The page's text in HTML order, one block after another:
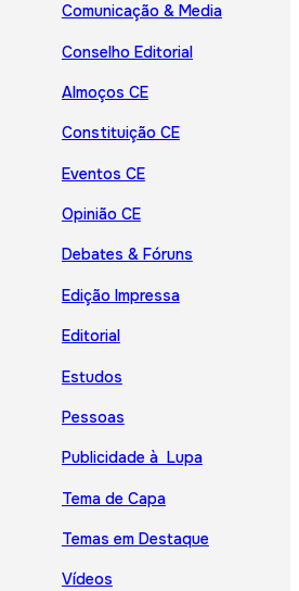
Comunicação & Media
Conselho Editorial
Almoços CE
Constituição CE
Eventos CE
Opinião CE
Debates & Fóruns
Edição Impressa
Editorial
Estudos
Pessoas
Publicidade à Lupa
Tema de Capa
Temas em Destaque
Vídeos